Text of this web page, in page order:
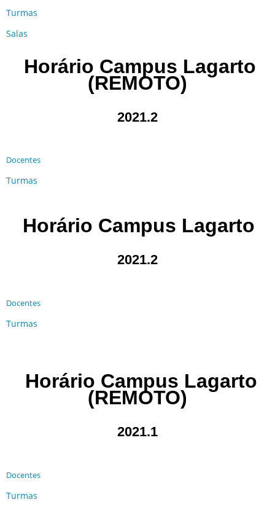
Turmas
Salas
Horário Campus Lagarto
(REMOTO)
2021.2
Docentes
Turmas
Horário Campus Lagarto
2021.2
Docentes
Turmas
Horário Campus Lagarto
(REMOTO)
2021.1
Docentes
Turmas